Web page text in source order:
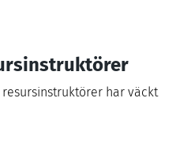
har väckt